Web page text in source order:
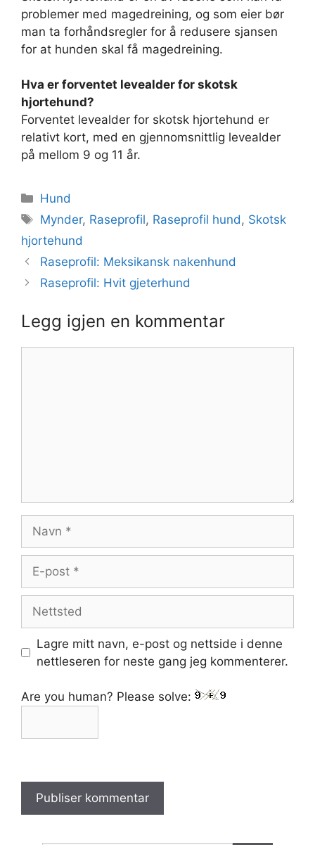
problemer med magedreining, og som eier bør
man ta forhåndsregler for å redusere sjansen
for at hunden skal få magedreining.
Hva er forventet levealder for skotsk
hjortehund?
Forventet levealder for skotsk hjortehund er
relativt kort, med en gjennomsnittlig levealder
på mellom 9 og 11 år.
Kategorier
Hund
Stikkord
Mynder, Raseprofil, Raseprofil hund, Skotsk
hjortehund
Raseprofil: Meksikansk nakenhund
Raseprofil: Hvit gjeterhund
Legg igjen en kommentar
post
Lagre mitt navn, e-post og nettside i denne
nettleseren for neste gang jeg kommenterer.
Are you human? Please solve: